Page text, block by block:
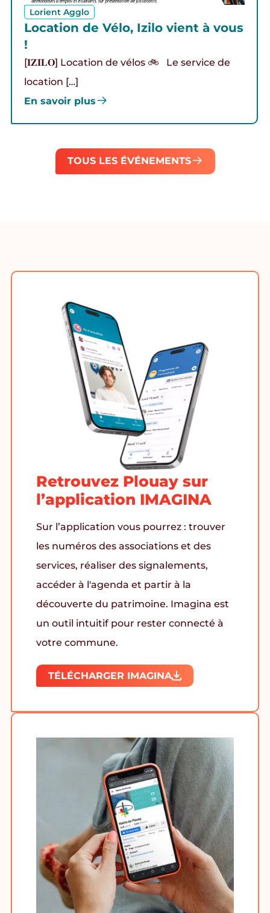
Lorient Agglo
Location de Vélo, Izilo vient à vous
!
[𝐈𝐙𝐈𝐋𝐎] Location de vélos 🚲 Le service de
location […]
En savoir plus
TOUS LES ÉVÉNEMENTS
Retrouvez Plouay sur
l’application IMAGINA
Sur l’application vous pourrez : trouver
les numéros des associations et des
services, réaliser des signalements,
accéder à l'agenda et partir à la
découverte du patrimoine. Imagina est
un outil intuitif pour rester connecté à
votre commune.
TÉLÉCHARGER IMAGINA